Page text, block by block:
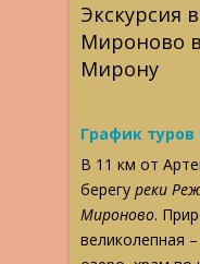
Экскурсия
Мироново
Мирону
График
В 11 км от
берегу реки Реж
Мироново.
великолепная